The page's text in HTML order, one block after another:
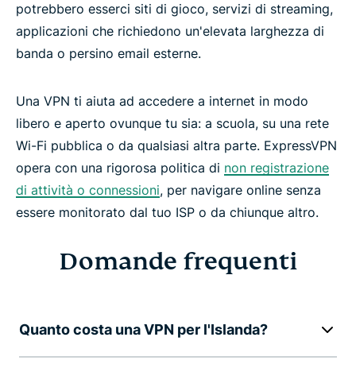
potrebbero esserci siti di gioco, servizi di streaming,
applicazioni che richiedono un'elevata larghezza di
banda o persino email esterne.
Una VPN ti aiuta ad accedere a internet in modo
libero e aperto ovunque tu sia: a scuola, su una rete
Wi-Fi pubblica o da qualsiasi altra parte. ExpressVPN
opera con una rigorosa politica di non registrazione
di attività o connessioni, per navigare online senza
essere monitorato dal tuo ISP o da chiunque altro.
Domande frequenti
Quanto costa una VPN per l'Islanda?